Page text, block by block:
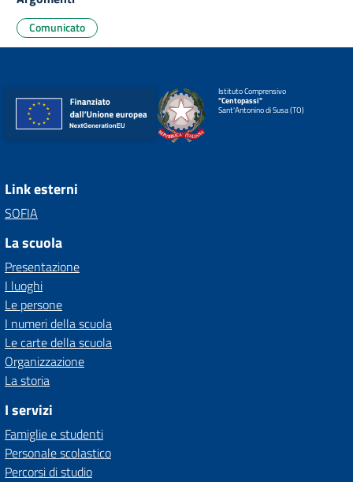
Comunicato
Istituto Comprensivo
"Centopassi"
Sant'Antonino di Susa (TO)
Link esterni
SOFIA
La scuola
Presentazione
I luoghi
Le persone
I numeri della scuola
Le carte della scuola
Organizzazione
La storia
I servizi
Famiglie e studenti
Personale scolastico
Percorsi di studio